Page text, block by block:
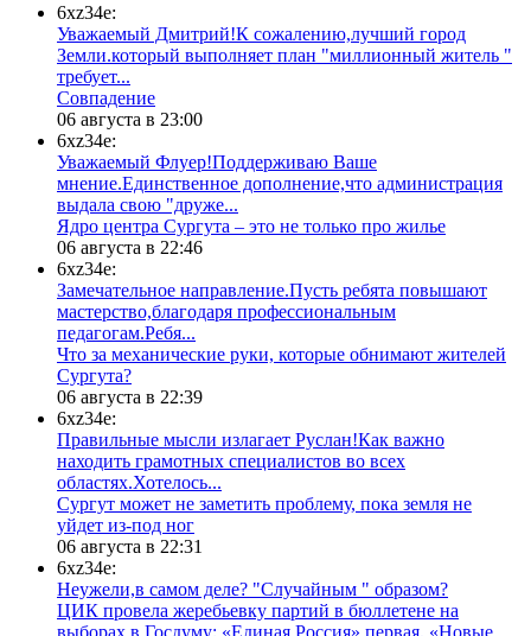
6xz34e:
Уважаемый Дмитрий!К сожалению,лучший город
Земли.который выполняет план "миллионный житель "
требует...
​Совпадение
06 августа в 23:00
6xz34e:
Уважаемый Флуер!Поддерживаю Ваше
мнение.Единственное дополнение,что администрация
выдала свою "друже...
​Ядро центра Сургута ‒ это не только про жилье
06 августа в 22:46
6xz34e:
Замечательное направление.Пусть ребята повышают
мастерство,благодаря профессиональным
педагогам.Ребя...
​Что за механические руки, которые обнимают жителей
Сургута?
06 августа в 22:39
6xz34e:
Правильные мысли излагает Руслан!Как важно
находить грамотных специалистов во всех
областях.Хотелось...
Сургут может не заметить проблему, пока земля не
уйдет из-под ног
06 августа в 22:31
6xz34e:
Неужели,в самом деле? "Случайным " образом?
ЦИК провела жеребьевку партий в бюллетене на
выборах в Госдуму: «Единая Россия» первая, «Новые